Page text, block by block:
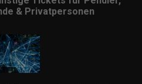
& Privatpersonen